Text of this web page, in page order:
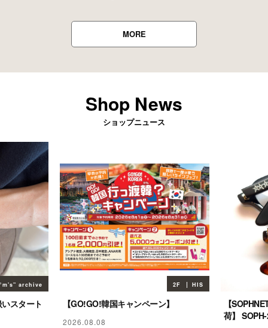
MORE
Shop News
ショップニュース
archive
スタート
2F HIS
【GO!GO!韓国キャンペーン】
2026.08.08
【
荷】